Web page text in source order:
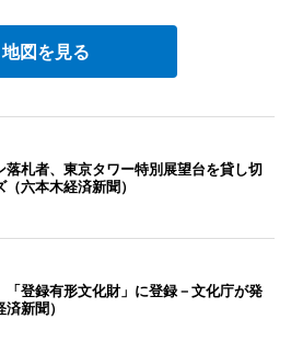
地図を見る
落札者、東京タワー特別展望台を貸し切
六本木経済新聞）
「登録有形文化財」に登録－文化庁が発
新聞）